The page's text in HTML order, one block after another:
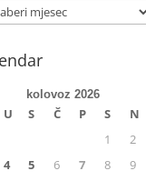
kolovoz 2026
U S Č P S
N
1
2
4 5 6 7 8
9